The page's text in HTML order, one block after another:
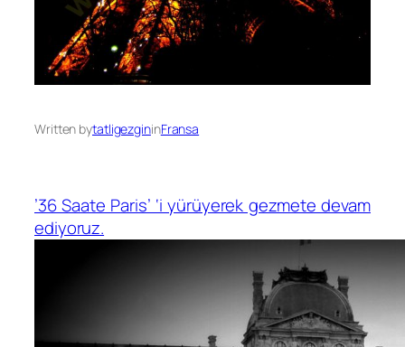
Written bytatligezgininFransa
’36 Saate Paris’ ‘i yürüyerek gezmete devam
ediyoruz.